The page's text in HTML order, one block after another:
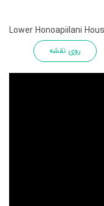
Lower Honoapiilani
روی نقشه